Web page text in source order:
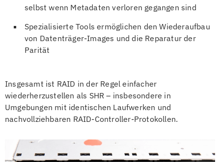
selbst wenn Metadaten verloren gegangen sind
Spezialisierte Tools ermöglichen den Wiederaufbau
von Datenträger-Images und die Reparatur der
Parität
Insgesamt ist RAID in der Regel einfacher
wiederherzustellen als SHR – insbesondere in
Umgebungen mit identischen Laufwerken und
nachvollziehbaren RAID-Controller-Protokollen.